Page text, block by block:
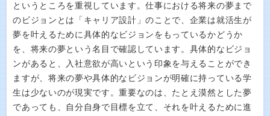
というところを重視しています。仕事における将来の夢まで
のビジョンとは「キャリア設計」のことで、企業は就活生が
夢を叶えるために具体的なビジョンをもっているかどうか
を、将来の夢という名目で確認しています。具体的なビジョ
ンがあると、入社意欲が高いという印象を与えることができ
ますが、将来の夢や具体的なビジョンが明確に持っている学
生は少ないのが現実です。重要なのは、たとえ漠然とした夢
であっても、自分自身で目標を立て、それを叶えるために進